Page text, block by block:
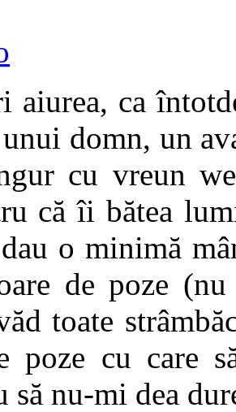
aiurea, ca
domn, un
cu vreun
că îi bătea
o minimă
de poze
toate
poze cu care
nu-mi dea